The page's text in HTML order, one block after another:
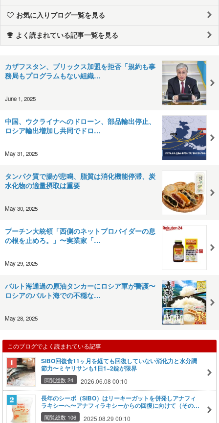
お気に入りブログ一覧を見る
よく読まれている記事一覧を見る
カザフスタン、ブリックス加盟を拒否「規約も事
務局もプログラムもない組織…
June 1, 2025
中国、ウクライナへのドローン、部品輸出停止、
ロシア輸出増加し共同でドロ…
May 31, 2025
タンパク質で腸が悲鳴、脂質は消化機能停滞、炭
水化物の適量摂取は重要
May 30, 2025
プーチン大統領「西側のネットプロバイダーの息
の根を止めろ。」〜実業家「…
May 29, 2025
バルト海通過の原油タンカーにロシア軍が警護〜
ロシアのバルト海での不穏な…
May 28, 2025
このブログでよく読まれている記事
SIBO回復食11ヶ月を経ても回復していない消化力と水分調
節力〜ミヤリサンも1日1−2錠が限界
閲覧総数 24 2026.06.08 00:10
長年のシーボ（SIBO）はリーキーガットを併発しアナフィ
ラキシーへ〜アナフィラキシーからの回復に向けて（その
2）
閲覧総数 106 2025.08.29 00:10